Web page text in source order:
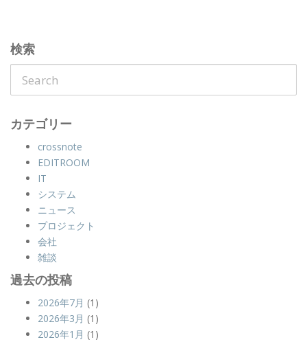
検索
カテゴリー
crossnote
EDITROOM
IT
システム
ニュース
プロジェクト
会社
雑談
過去の投稿
2026年7月 (1)
2026年3月 (1)
2026年1月 (1)